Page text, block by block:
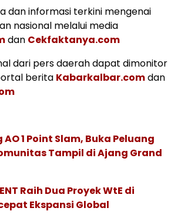
dan informasi terkini mengenai
nasional melalui media
dan Cekfaktanya.com
dari pers daerah dapat dimonitor
berita Kabarkalbar.comdan
1 Point Slam, Buka Peluang
Tampil di Ajang Grand
Raih Dua Proyek WtE di
Ekspansi Global